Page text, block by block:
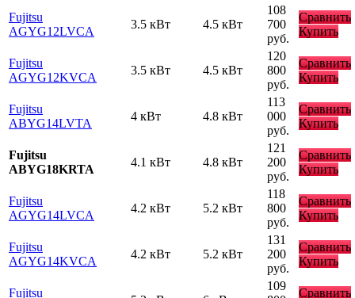
Fujitsu
AGYG12LVCA
3.5 кВт 4.5 кВт
108
700
руб.
Сравнить
Купить
Fujitsu
AGYG12KVCA
3.5 кВт 4.5 кВт
120
800
руб.
Сравнить
Купить
Fujitsu
ABYG14LVTA
4 кВт 4.8 кВт
113
000
руб.
Сравнить
Купить
Fujitsu
ABYG18KRTA
4.1 кВт 4.8 кВт
121
200
руб.
Сравнить
Купить
Fujitsu
AGYG14LVCA
4.2 кВт 5.2 кВт
118
800
руб.
Сравнить
Купить
Fujitsu
AGYG14KVCA
4.2 кВт 5.2 кВт
131
200
руб.
Сравнить
Купить
Fujitsu
109
Сравнить